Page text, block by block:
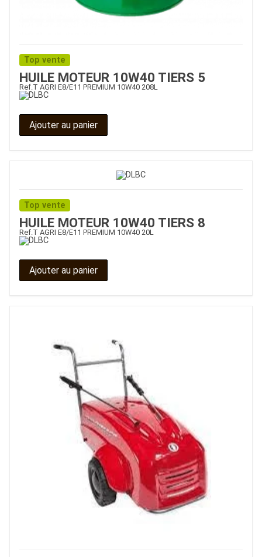
Top vente
HUILE MOTEUR 10W40 TIERS 5
Ref.T AGRI E8/E11 PREMIUM 10W40 208L
Ajouter au panier
Top vente
HUILE MOTEUR 10W40 TIERS 8
Ref.T AGRI E8/E11 PREMIUM 10W40 20L
Ajouter au panier